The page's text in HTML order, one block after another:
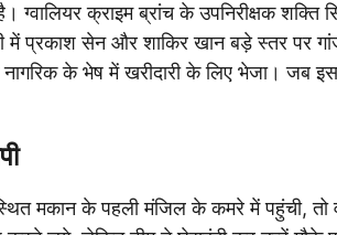
ग्वालियर क्राइम ब्रांच के उपनिरीक्षक
में प्रकाश सेन और शाकिर खान बड़े स्तर पर
के भेष में खरीदारी के लिए भेजा। जब इस
मकान के पहली मंजिल के कमरे में पहुंची,